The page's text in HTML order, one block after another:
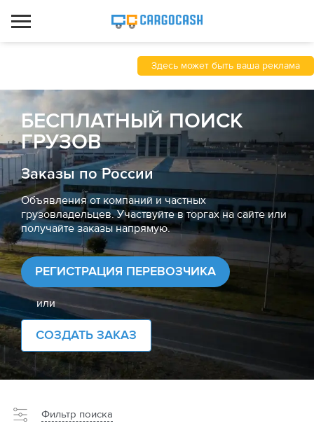
Здесь может быть ваша реклама
БЕСПЛАТНЫЙ ПОИСК
ГРУЗОВ
Заказы по России
Объявления от компаний и частных
грузовладельцев. Участвуйте в торгах на сайте или
получайте заказы напрямую.
РЕГИСТРАЦИЯ ПЕРЕВОЗЧИКА
или
СОЗДАТЬ ЗАКАЗ
Фильтр поиска